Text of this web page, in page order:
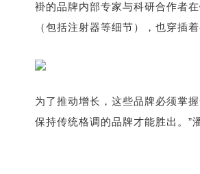
褂的品牌内部专家与科研合作者
（包括注射器等细节），也穿插
为了推动增长，这些品牌必须掌
保持传统格调的品牌才能胜出。”